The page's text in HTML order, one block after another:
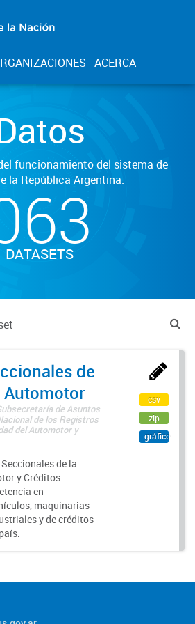
ACERCA
funcionamiento del sistema de
la República Argentina.
DATASETS
de
Automotor
de Asuntos
de los Registros
del Automotor y
de la
y Créditos
en
maquinarias
y de créditos
csv
zip
gráfico